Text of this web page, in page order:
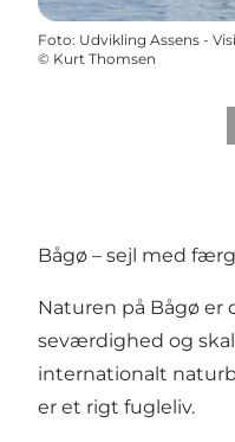
Foto: Udvikling Assens -
© Kurt Thomsen
Bågø – sejl med
Naturen på Bågø er
seværdighed og
internationalt
er et rigt fugleliv.